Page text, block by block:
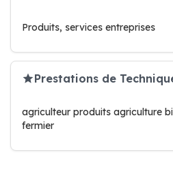
Produits, services entreprises
Prestations de
agriculteur produits agriculture
fermier